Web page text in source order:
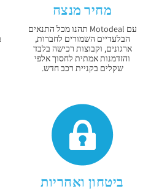
מחיר מנצח
עם Motodeal תהנו מכל התנאים
הבלעדיים השמורים לחברות,
ארגונים, וקבוצות רכישה בלבד
והזדמנות אמתית לחסוך אלפי
שקלים בקניית רכב חדש.
ביטחון ואחריות